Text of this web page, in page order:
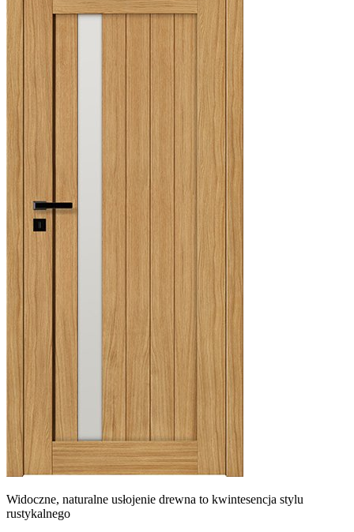
Widoczne, naturalne usłojenie drewna to kwintesencja stylu
rustykalnego